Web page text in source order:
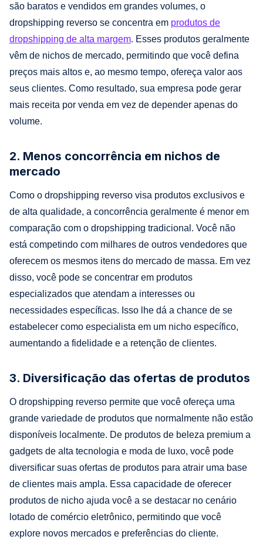
são baratos e vendidos em grandes volumes, o
dropshipping reverso se concentra em produtos de
dropshipping de alta margem. Esses produtos geralmente
vêm de nichos de mercado, permitindo que você defina
preços mais altos e, ao mesmo tempo, ofereça valor aos
seus clientes. Como resultado, sua empresa pode gerar
mais receita por venda em vez de depender apenas do
volume.
2. Menos concorrência em nichos de
mercado
Como o dropshipping reverso visa produtos exclusivos e
de alta qualidade, a concorrência geralmente é menor em
comparação com o dropshipping tradicional. Você não
está competindo com milhares de outros vendedores que
oferecem os mesmos itens do mercado de massa. Em vez
disso, você pode se concentrar em produtos
especializados que atendam a interesses ou
necessidades específicas. Isso lhe dá a chance de se
estabelecer como especialista em um nicho específico,
aumentando a fidelidade e a retenção de clientes.
3. Diversificação das ofertas de produtos
O dropshipping reverso permite que você ofereça uma
grande variedade de produtos que normalmente não estão
disponíveis localmente. De produtos de beleza premium a
gadgets de alta tecnologia e moda de luxo, você pode
diversificar suas ofertas de produtos para atrair uma base
de clientes mais ampla. Essa capacidade de oferecer
produtos de nicho ajuda você a se destacar no cenário
lotado de comércio eletrônico, permitindo que você
explore novos mercados e preferências do cliente.